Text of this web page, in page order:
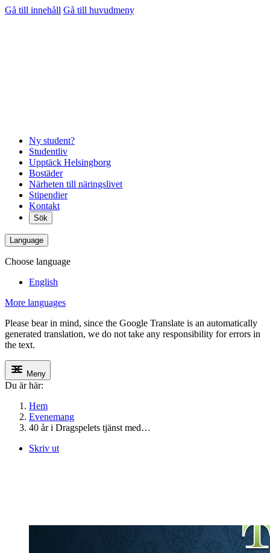
Gå till innehåll Gå till huvudmeny
Ny student?
Studentliv
Upptäck Helsingborg
Bostäder
Närheten till näringslivet
Stipendier
Kontakt
Sök
Language
Choose language
English
More languages
Please bear in mind, since the Google Translate is an automatically
generated translation, we do not take any responsibility for errors in
the text.
Meny
Du är här:
Hem
Evenemang
40 år i Dragspelets tjänst med…
Skriv ut